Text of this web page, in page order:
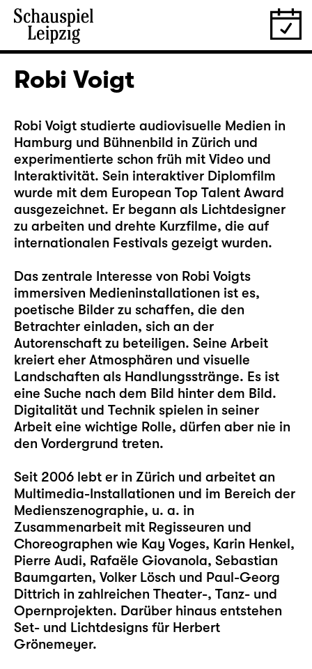
Robi Voigt
Robi Voigt studierte audiovisuelle Medien in
Hamburg und Bühnenbild in Zürich und
experimentierte schon früh mit Video und
Interaktivität. Sein interaktiver Diplomfilm
wurde mit dem European Top Talent Award
ausgezeichnet. Er begann als Lichtdesigner
zu arbeiten und drehte Kurzfilme, die auf
internationalen Festivals gezeigt wurden.
Das zentrale Interesse von Robi Voigts
immersiven Medieninstallationen ist es,
poetische Bilder zu schaffen, die den
Betrachter einladen, sich an der
Autorenschaft zu beteiligen. Seine Arbeit
kreiert eher Atmosphären und visuelle
Landschaften als Handlungsstränge. Es ist
eine Suche nach dem Bild hinter dem Bild.
Digitalität und Technik spielen in seiner
Arbeit eine wichtige Rolle, dürfen aber nie in
den Vordergrund treten.
Seit 2006 lebt er in Zürich und arbeitet an
Multimedia-Installationen und im Bereich der
Medienszenographie, u. a. in
Zusammenarbeit mit Regisseuren und
Choreographen wie Kay Voges, Karin Henkel,
Pierre Audi, Rafaële Giovanola, Sebastian
Baumgarten, Volker Lösch und Paul-Georg
Dittrich in zahlreichen Theater-, Tanz- und
Opernprojekten. Darüber hinaus entstehen
Set- und Lichtdesigns für Herbert
Grönemeyer.